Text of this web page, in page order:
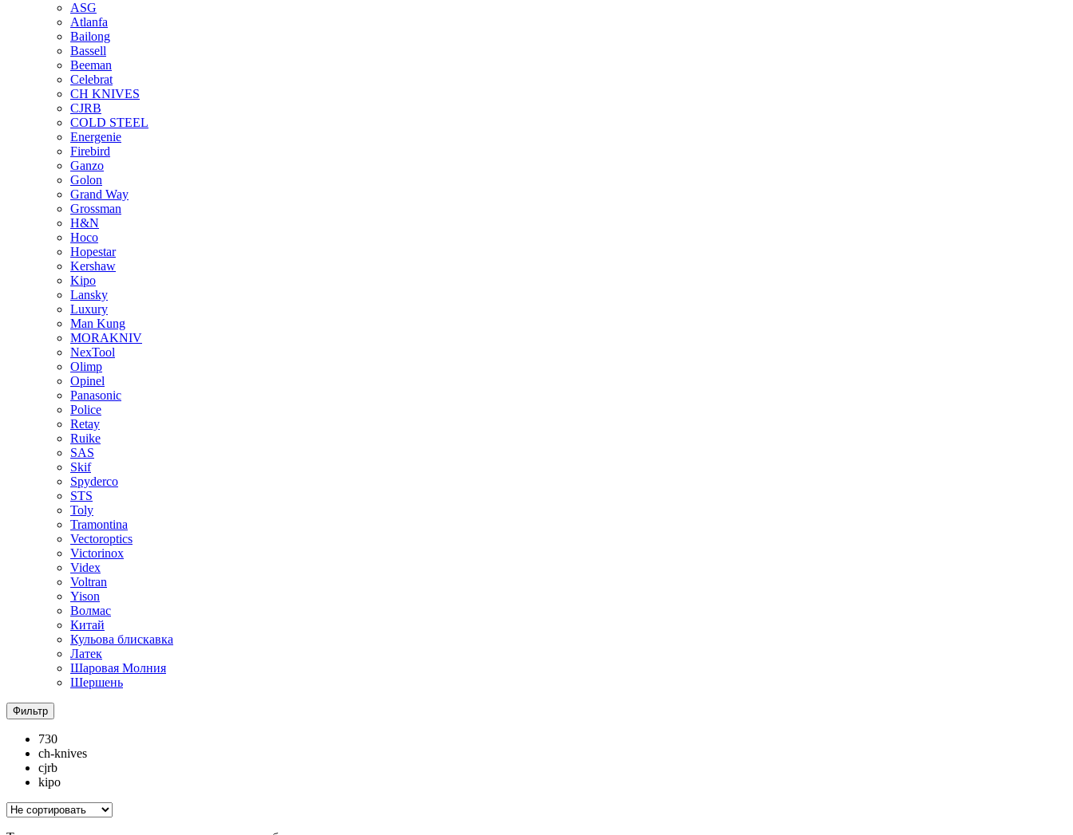
ASG
Atlanfa
Bailong
Bassell
Beeman
Celebrat
CH KNIVES
CJRB
COLD STEEL
Energenie
Firebird
Ganzo
Golon
Grand Way
Grossman
H&N
Hoco
Hopestar
Kershaw
Kipo
Lansky
Luxury
Man Kung
MORAKNIV
NexTool
Olimp
Opinel
Panasonic
Police
Retay
Ruike
SAS
Skif
Spyderco
STS
Toly
Tramontina
Vectoroptics
Victorinox
Videx
Voltran
Yison
Волмас
Китай
Кульова блискавка
Латек
Шаровая Молния
Шершень
Фильтр
730
ch-knives
cjrb
kipo